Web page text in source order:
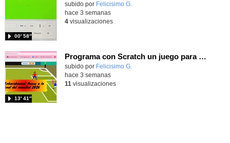
Contenido educativo.
subido por Felicisimo G.
00′ 58″
hace 3 semanas
4visualizaciones
Programa con Scratch un juego para vivir la emoción de los centros desde la banda de España
Contenido educativo.
subido por Felicisimo G.
13′ 41″
hace 3 semanas
11 visualizaciones